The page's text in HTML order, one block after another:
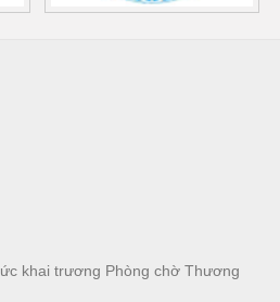
khai trương Phòng chờ Thương